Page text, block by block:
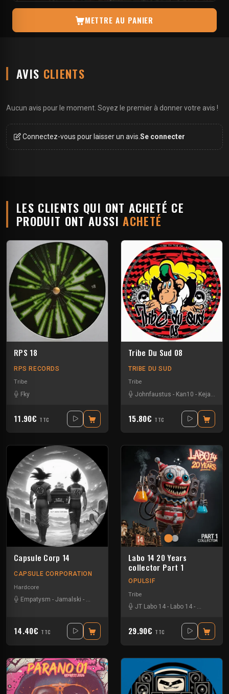
METTRE AU PANIER
AVIS CLIENTS
Aucun avis pour le moment. Soyez le premier à donner votre avis !
Connectez-vous pour laisser un avis. Se connecter
LES CLIENTS QUI ONT ACHETÉ CE
PRODUIT ONT AUSSIACHETÉ
RPS 18
RPS RECORDS
Tribe
Fky
11.90€ TTC
Tribe Du Sud 08
TRIBE DU SUD
Tribe
Johnfaustus - Kan10 - Keja-
15.80€ TTC
Capsule Corp 14
CAPSULE CORPORATION
Hardcore
Empatysm - Jamalski - Lory Ph
14.40€ TTC
Labo 14 20 Years
collector Part 1
OPULSIF
Tribe
JT Labo 14 - Labo 14 - N3llø Labo
29.90€ TTC